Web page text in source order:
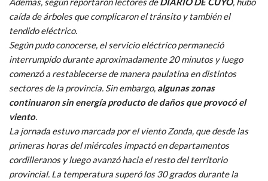
caída de árboles que complicaron el tránsito y también el
tendido eléctrico.
Según pudo conocerse, el servicio eléctrico permaneció
interrumpido durante aproximadamente 20 minutos y luego
comenzó a restablecerse de manera paulatina en distintos
sectores de la provincia. Sin embargo, algunas zonas
continuaron sin energía producto de daños que provocó el
viento.
La jornada estuvo marcada por el viento Zonda, que desde las
primeras horas del miércoles impactó en departamentos
cordilleranos y luego avanzó hacia el resto del territorio
provincial. La temperatura superó los 30 grados durante la